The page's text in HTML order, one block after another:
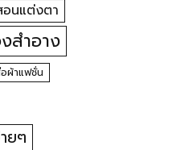
อนแต่งตา
สำอาง
อผ้าแฟชั่น
ยๆ